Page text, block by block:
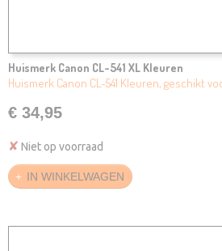
Huismerk Canon CL-541 XL Kleuren
Huismerk Canon CL-541 Kleuren, geschikt
€ 34,95
✘ Niet op voorraad
IN WINKELWAGEN